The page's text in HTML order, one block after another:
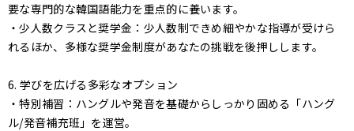
要な専門的な韓国語能力を重点的に養います。
・少人数クラスと奨学金：少人数制できめ細やかな指導が受けら
れるほか、多様な奨学金制度があなたの挑戦を後押しします。
6. 学びを広げる多彩なオプション
・特別補習：ハングルや発音を基礎からしっかり固める「ハング
ル/発音補充班」を運営。